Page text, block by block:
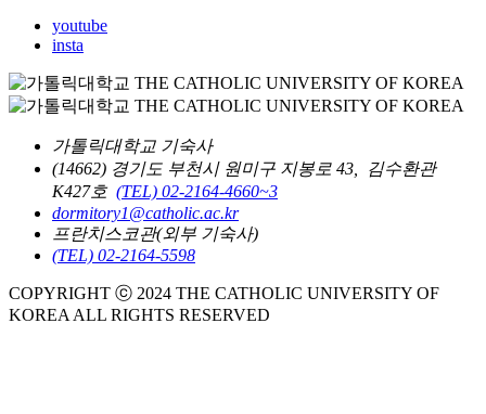
youtube
insta
가톨릭대학교 기숙사
(14662) 경기도 부천시 원미구 지봉로 43, 김수환관
K427호 (TEL) 02-2164-4660~3
dormitory1@catholic.ac.kr
프란치스코관(외부 기숙사)
(TEL) 02-2164-5598
COPYRIGHT ⓒ 2024 THE CATHOLIC UNIVERSITY OF
KOREA ALL RIGHTS RESERVED